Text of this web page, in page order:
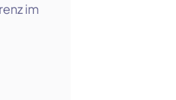
im